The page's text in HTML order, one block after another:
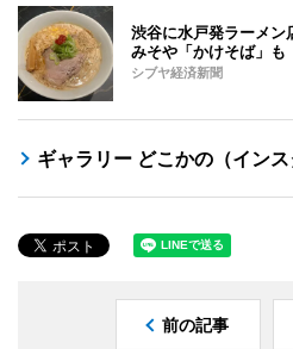
渋谷に水戸発ラーメン
みそや「かけそば」も
シブヤ経済新聞
ギャラリー どこかの（インス
前の記事